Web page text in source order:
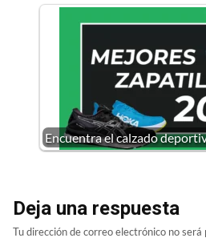
Encuentra el calzado
Deja una respuesta
Tu dirección de correo electrónico no será